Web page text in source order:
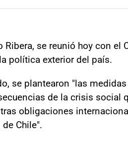
se reunió hoy con el
política exterior del país.
se plantearon "las
de la crisis social
obligaciones
Chile".